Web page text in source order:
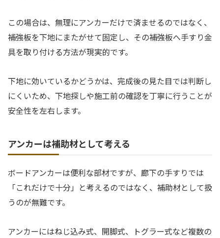
この場合は、無理にアンカーだけで済ませるのではなく、
補強板を下地にまたがせて固定し、その補強板へ手すり金
具を取り付ける方法が現実的です。
下地に効いているかどうかは、完成後の見た目では判断し
にくいため、下地探しや施工前の確認を丁寧に行うことが
安全性を左右します。
アンカーは補助材として考える
ボードアンカーは便利な部材ですが、廊下の手すりでは
「これだけで十分」と考えるのではなく、補助材として扱
うのが無難です。
アンカーにはねじ込み式、開脚式、トグラー式など複数の